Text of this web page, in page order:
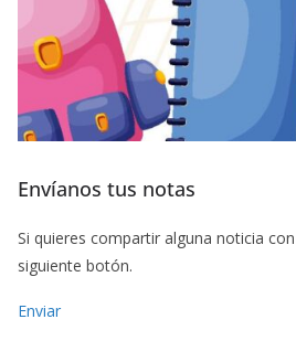
Envíanos tus notas
Si quieres compartir alguna noticia
siguiente botón.
Enviar